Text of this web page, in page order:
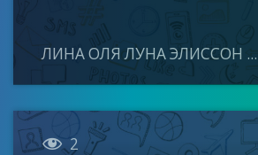
ЛИНА ОЛЯ ЛУНА ЭЛИССОН ...
 2